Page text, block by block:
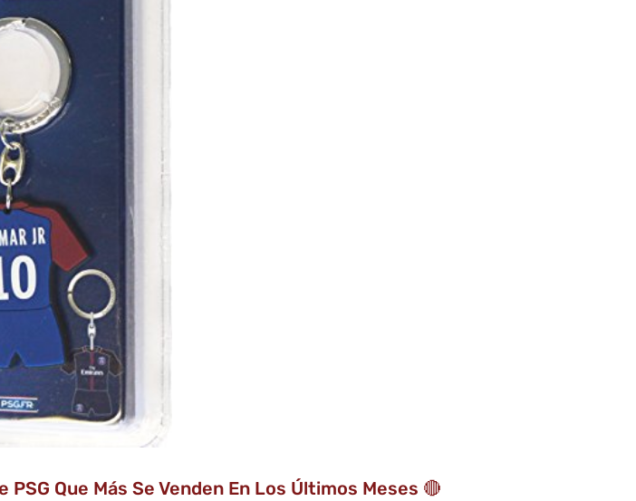
Que Más Se Venden En Los Últimos Meses 🔴